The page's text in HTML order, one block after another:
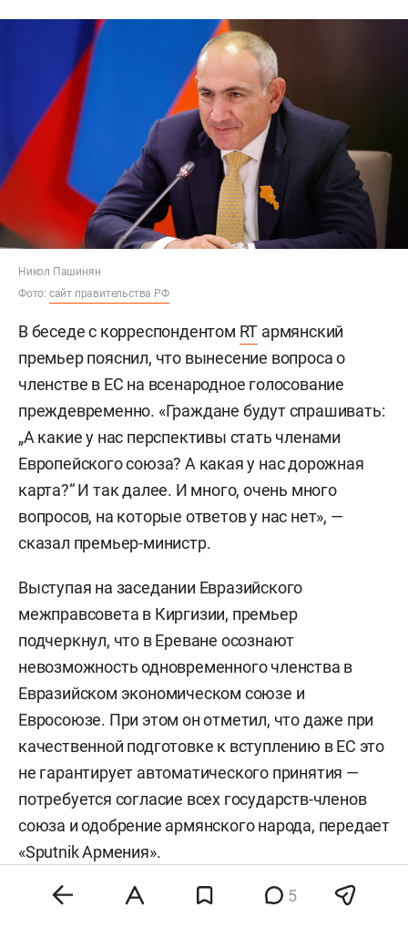
Никол Пашинян
Фото: сайт правительства РФ
В беседе с корреспондентом RT армянский
премьер пояснил, что вынесение вопроса о
членстве в ЕС на всенародное голосование
преждевременно. «Граждане будут спрашивать:
„А какие у нас перспективы стать членами
Европейского союза? А какая у нас дорожная
карта?“ И так далее. И много, очень много
вопросов, на которые ответов у нас нет», —
сказал премьер-министр.
Выступая на заседании Евразийского
межправсовета в Киргизии, премьер
подчеркнул, что в Ереване осознают
невозможность одновременного членства в
Евразийском экономическом союзе и
Евросоюзе. При этом он отметил, что даже при
качественной подготовке к вступлению в ЕС это
не гарантирует автоматического принятия —
потребуется согласие всех государств-членов
союза и одобрение армянского народа, передает
«Sputnik Армения».
Пашинян также указал на необходимость
5